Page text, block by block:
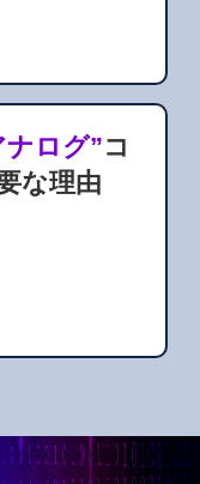
ナログ”コ
な理由